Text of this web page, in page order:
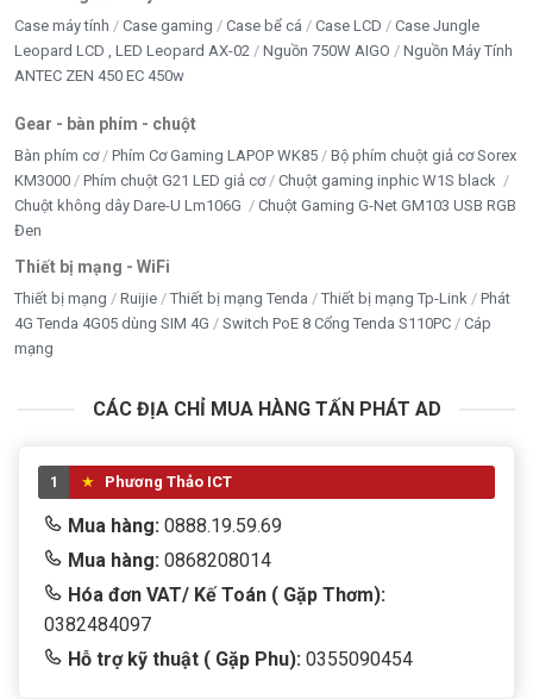
Nguồn PC giá tốt
Nhà Thông Minh
PHỤ KIỆN
RAM MÁY TÍNH
SẠC LAPTOP - ADAPTER LCD
Seagate
THIẾT BỊ LƯU TRỮ
THIẾT BỊ MẠNG - WIFI
Thiết bị thông minh
Thiết bị văn phòng
tivi
TRANG PHỤC
Case máy tính Case gaming Case bể cá Case LCD
Case Jungle
Leopard LCD , LED Leopard AX-02
Nguồn 750W AIGO
Nguồn Máy Tính
ANTEC ZEN 450 EC 450w
Gear - bàn phím - chuột
Bàn phím cơ Phím Cơ Gaming LAPOP WK85
Bộ phím chuột giả cơ Sorex
KM3000
Phím chuột G21 LED giả cơ
Chuột gaming inphic W1S black
Chuột không dây Dare-U Lm106G
Chuột Gaming G-Net GM103 USB RGB
Đen
Thiết bị mạng - WiFi
Thiết bị mạng Ruijie Thiết bị mạng Tenda Thiết bị mạng Tp-Link
Phát
4G Tenda 4G05 dùng SIM 4G
Switch PoE 8 Cổng Tenda S110PC
Cáp
mạng
CÁC ĐỊA CHỈ MUA HÀNG TẤN PHÁT AD
1 Phương Thảo ICT
Mua hàng: 0888.19.59.69
Mua hàng: 0868208014
Hóa đơn VAT/ Kế Toán ( Gặp Thơm):
0382484097
Hỗ trợ kỹ thuật ( Gặp Phu): 0355090454